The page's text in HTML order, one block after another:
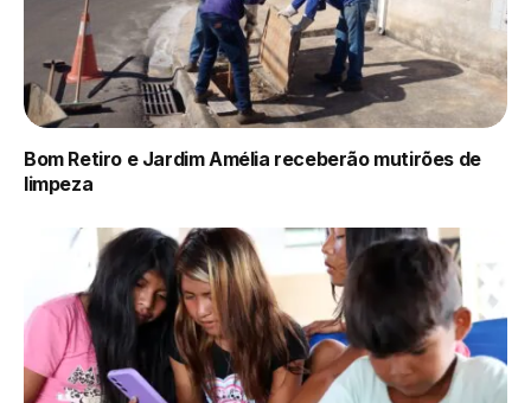
Bom Retiro e Jardim Amélia receberão mutirões de
limpeza